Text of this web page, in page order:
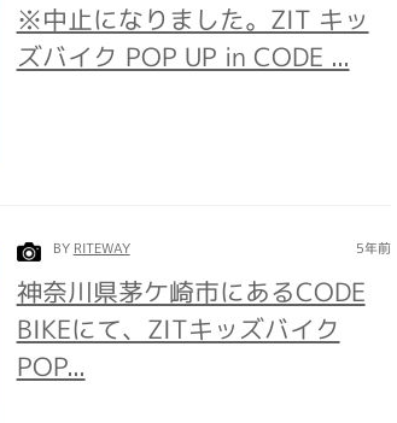
※中止になりました。ZIT キッ
ズバイク POP UP in CODE ...
BY RITEWAY 5年前
神奈川県茅ケ崎市にあるCODE
BIKEにて、ZITキッズバイク
POP...